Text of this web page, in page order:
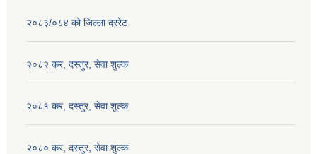
२०८३/०८४ को जिल्ला दररेट
२०८२ कर, दस्तुर, सेवा शुल्क
२०८१ कर, दस्तुर, सेवा शुल्क
२०८० कर, दस्तुर, सेवा शुल्क